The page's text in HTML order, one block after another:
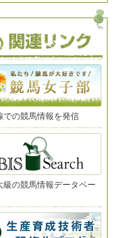
での競馬情報を発信
級の競馬情報データベー